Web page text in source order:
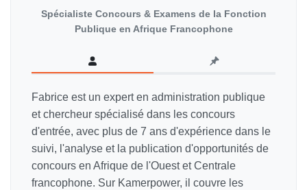
Spécialiste Concours & Examens de la Fonction
Publique en Afrique Francophone
Fabrice est un expert en administration publique
et chercheur spécialisé dans les concours
d'entrée, avec plus de 7 ans d'expérience dans le
suivi, l'analyse et la publication d'opportunités de
concours en Afrique de l'Ouest et Centrale
francophone. Sur Kamerpower, il couvre les